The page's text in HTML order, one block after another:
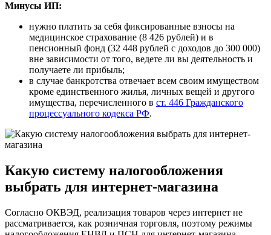
Минусы ИП:
нужно платить за себя фиксированные взносы на
медицинское страхование (8 426 рублей) и в
пенсионный фонд (32 448 рублей с доходов до 300 000)
вне зависимости от того, ведете ли вы деятельность и
получаете ли прибыль;
в случае банкротства отвечает всем своим имуществом
кроме единственного жилья, личных вещей и другого
имущества, перечисленного в ст. 446 Гражданского
процессуального кодекса РФ.
Какую систему налогообложения
выбрать для интернет-магазина
Согласно ОКВЭД, реализация товаров через интернет не
рассматривается, как розничная торговля, поэтому режимы